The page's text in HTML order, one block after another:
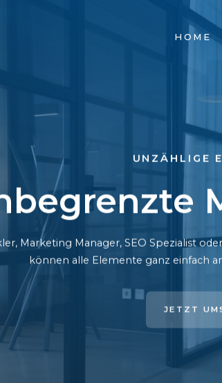
HOME
UNZÄHLIGE
Marketing Manager, SEO Spezialist
können alle Elemente ganz einfach
JETZT